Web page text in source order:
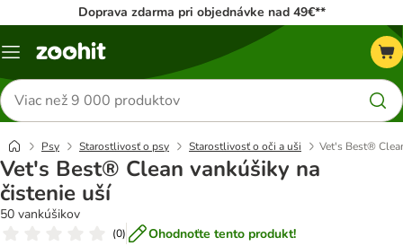
Doprava zdarma pri objednávke nad 49€**
Kategórie
Hľadať
produkty
Psy Starostlivosť o psy Starostlivosť o oči a uši Vet's Best®
Vet's Best® Clean vankúšiky na
čistenie uší
50 vankúšikov
(0) Ohodnoťte tento produkt!